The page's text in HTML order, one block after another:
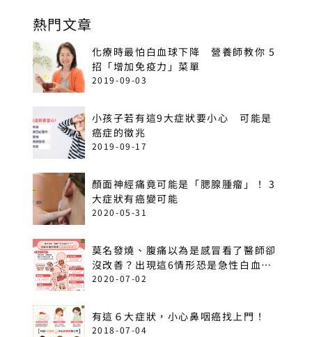
熱門文章
化療時最怕白血球下降 營養師教你 5
招「增加免疫力」菜單
2019-09-03
小孩子若有這9大症狀要小心 可能是
癌症的徵兆
2019-09-17
顏面神經痛竟可能是「腮腺腫瘤」！ 3
大症狀有癌變可能
2020-05-31
莫名發燒、腹痛以為是感冒看了醫師卻
沒改善？出現這6情形恐是急性白血
病！
2020-07-02
有這６大症狀，小心鼻咽癌找上門！
2018-07-04